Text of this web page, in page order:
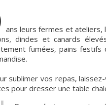
ans leurs fermes et ateliers,
dindes et canards
fumées, pains
sublimer vos repas,
pour dresser une table